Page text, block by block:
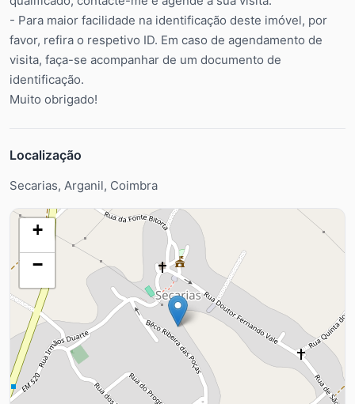
- Para maior facilidade na identificação deste imóvel, por
favor, refira o respetivo ID. Em caso de agendamento de
visita, faça-se acompanhar de um documento de
identificação.
Muito obrigado!
Localização
Secarias, Arganil, Coimbra
+
−